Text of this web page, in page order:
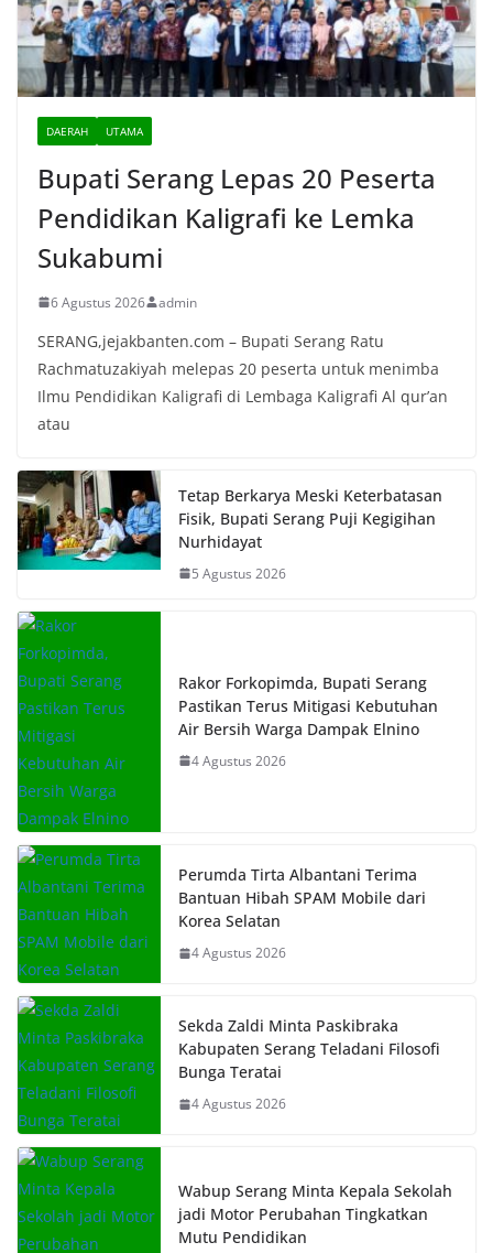
DAERAH UTAMA
Bupati Serang Lepas 20 Peserta
Pendidikan Kaligrafi ke Lemka
Sukabumi
6 Agustus 2026 admin
SERANG,jejakbanten.com – Bupati Serang Ratu
Rachmatuzakiyah melepas 20 peserta untuk menimba
Ilmu Pendidikan Kaligrafi di Lembaga Kaligrafi Al qur’an
atau
Tetap Berkarya Meski Keterbatasan
Fisik, Bupati Serang Puji Kegigihan
Nurhidayat
5 Agustus 2026
Rakor Forkopimda, Bupati Serang
Pastikan Terus Mitigasi Kebutuhan
Air Bersih Warga Dampak Elnino
4 Agustus 2026
Perumda Tirta Albantani Terima
Bantuan Hibah SPAM Mobile dari
Korea Selatan
4 Agustus 2026
Sekda Zaldi Minta Paskibraka
Kabupaten Serang Teladani Filosofi
Bunga Teratai
4 Agustus 2026
Wabup Serang Minta Kepala Sekolah
jadi Motor Perubahan Tingkatkan
Mutu Pendidikan